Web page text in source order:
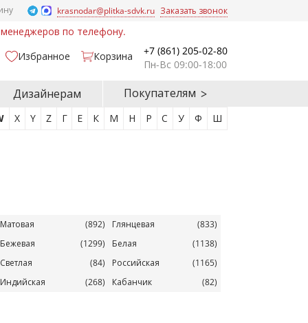
krasnodar@plitka-sdvk.ru Заказать звонок
по телефону.
Избранное Корзина
+7 (861) 205-02-80
Пн-Вс 09:00-18:00
Дизайнерам Покупателям
X Y Z Г Е К М Н Р С У Ф Ш
Матовая (892) Глянцевая
(833)
Бежевая (1299) Белая
(1138)
Светлая (84) Российская
(1165)
Индийская (268) Кабанчик
(82)